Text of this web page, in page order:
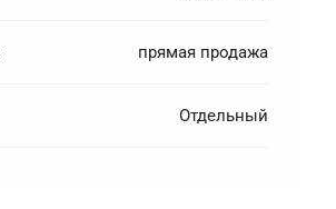
прямая продажа
Отдельный